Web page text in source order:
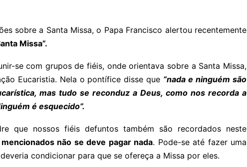
sobre a Santa Missa, o Papa Francisco alertou recentemente
Missa”.
se com grupos de fiéis, onde orientava sobre a Santa Missa,
Eucaristia. Nela o pontífice disse que “nada e ninguém são
mas tudo se reconduz a Deus, como nos recorda a
é esquecido”.
que nossos fiéis defuntos também são recordados neste
não se deve pagar nada. Pode-se até fazer uma
condicionar para que se ofereça a Missa por eles.